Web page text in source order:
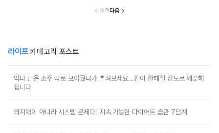
이전다음
라이프카테고리 포스트
먹다 남은 소주 따로 모아뒀다가 뿌려보세요...집이 환해질 정도로 깨끗해
집니다
의지력이 아니라 시스템 문제다: 지속 가능한 다이어트 습관 7단계